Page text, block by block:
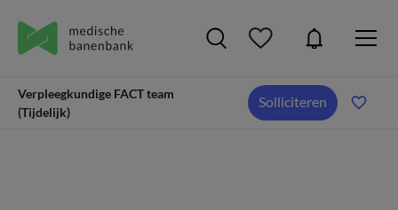
Verpleegkundige FACT team
(Tijdelijk)
Solliciteren